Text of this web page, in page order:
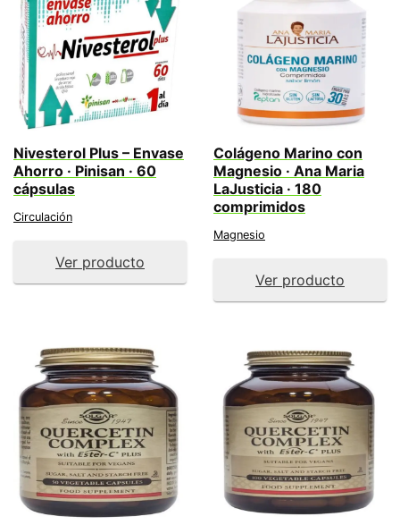
Nivesterol Plus – Envase
Ahorro · Pinisan · 60
cápsulas
Circulación
Ver producto
Colágeno Marino con
Magnesio · Ana Maria
LaJusticia · 180
comprimidos
Magnesio
Ver producto